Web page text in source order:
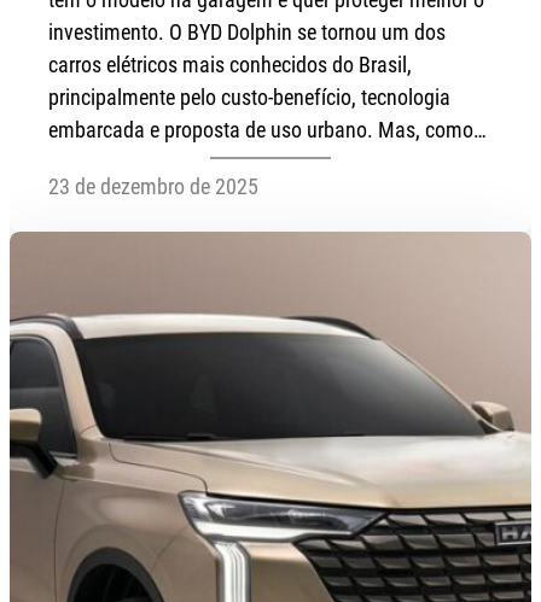
investimento. O BYD Dolphin se tornou um dos
carros elétricos mais conhecidos do Brasil,
principalmente pelo custo-benefício, tecnologia
embarcada e proposta de uso urbano. Mas, como…
23 de dezembro de 2025